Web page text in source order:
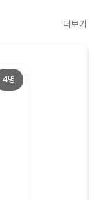
더보기
4명